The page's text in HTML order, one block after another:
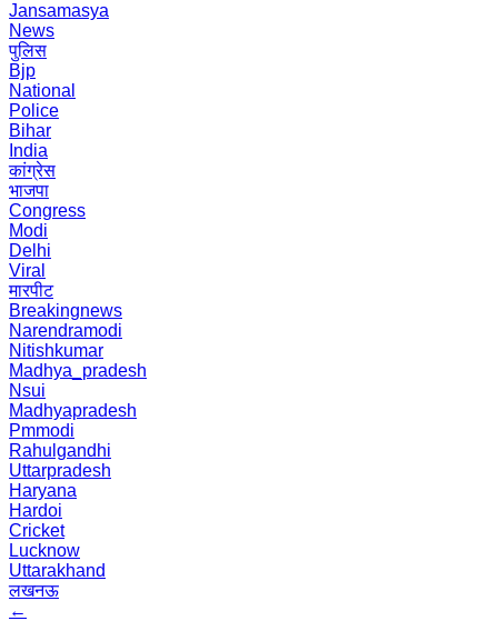
Jansamasya
News
पुलिस
Bjp
National
Police
Bihar
India
कांग्रेस
भाजपा
Congress
Modi
Delhi
Viral
मारपीट
Breakingnews
Narendramodi
Nitishkumar
Madhya_pradesh
Nsui
Madhyapradesh
Pmmodi
Rahulgandhi
Uttarpradesh
Haryana
Hardoi
Cricket
Lucknow
Uttarakhand
लखनऊ
←